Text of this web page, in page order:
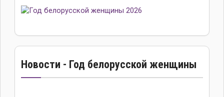
Новости - Год белорусской женщины